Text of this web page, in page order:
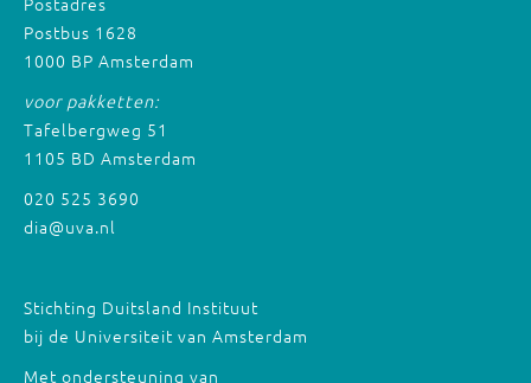
Postbus 1628
1000 BP Amsterdam
voor pakketten:
Tafelbergweg 51
1105 BD Amsterdam
020 525 3690
dia@uva.nl
Stichting Duitsland Instituut
bij de Universiteit van Amsterdam
Met ondersteuning van